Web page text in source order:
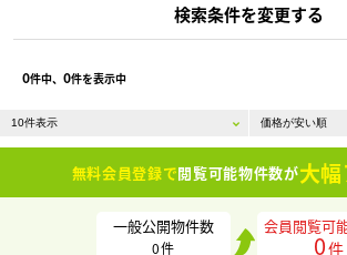
検索条件を変更する
0件中、 0件を表示中
無料会員登録で閲覧可能物件数が大
一般公開物件数
0件
会員閲覧可
0件